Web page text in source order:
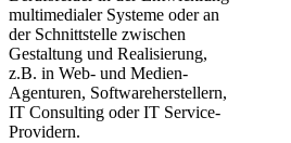
multimedialer Systeme oder an
der Schnittstelle zwischen
Gestaltung und Realisierung,
z.B. in Web- und Medien-
Agenturen, Softwareherstellern,
IT Consulting oder IT Service-
Providern.